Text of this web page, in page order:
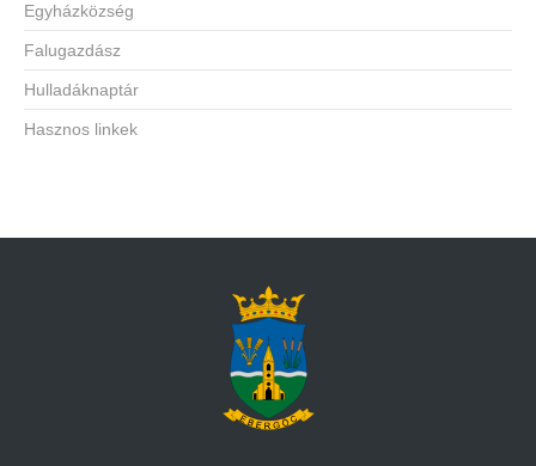
Egyházközség
Falugazdász
Hulladáknaptár
Hasznos linkek